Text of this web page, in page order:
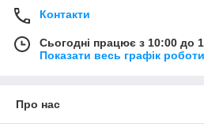
Контакти
Сьогодні працює з 10:00 до
Показати весь графік роботи
Про нас